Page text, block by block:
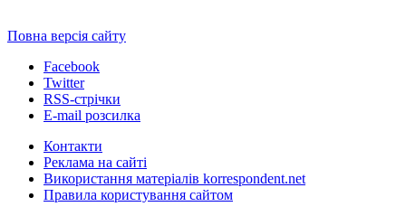
Повна версія сайту
Facebook
Twitter
RSS-стрічки
E-mail розсилка
Контакти
Реклама на сайті
Використання матеріалів korrespondent.net
Правила користування сайтом